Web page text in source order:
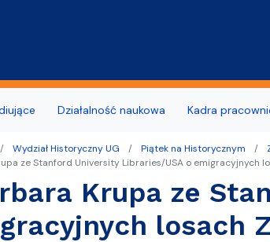
Historycznego
Wydziału Historycznego
Historyczny
Wynajem
Deklaracja
Jubileusz
Szkoły Doktorskiej przy Wydziale
i wymagające wsparcia
SEA-EU
Biuro
Samorząd
Relacje z
Działalność naukowa
& Online
Kadra
Wydział Historyczny UG Piątek na Historycznym
ze Stanford University Libraries/USA o emigracyjnych
Krupa ze
losach